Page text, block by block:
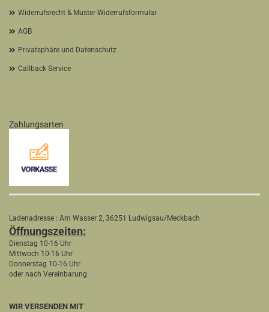
Widerrufsrecht & Muster-Widerrufsformular
AGB
Privatsphäre und Datenschutz
Callback Service
Zahlungsarten
Ladenadresse : Am Wasser 2, 36251 Ludwigsau/Meckbach
Öffnungszeiten:
Dienstag 10-16 Uhr
Mittwoch 10-16 Uhr
Donnerstag 10-16 Uhr
oder nach Vereinbarung
WIR VERSENDEN MIT